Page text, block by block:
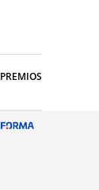
PREMIOS